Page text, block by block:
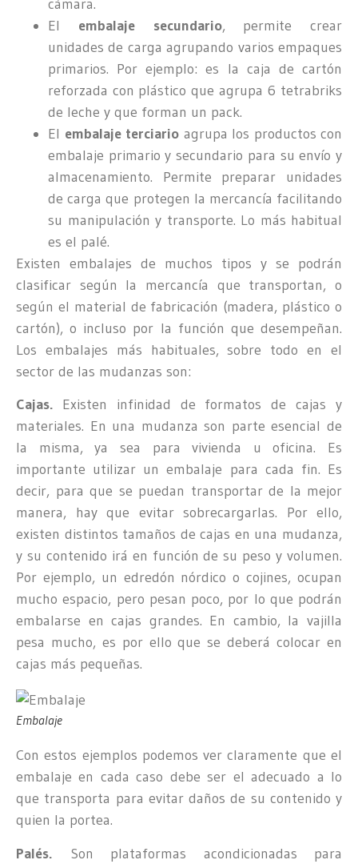
cámara.
El embalaje secundario, permite crear
unidades de carga agrupando varios empaques
primarios. Por ejemplo: es la caja de cartón
reforzada con plástico que agrupa 6 tetrabriks
de leche y que forman un pack.
El embalaje terciario agrupa los productos con
embalaje primario y secundario para su envío y
almacenamiento. Permite preparar unidades
de carga que protegen la mercancía facilitando
su manipulación y transporte. Lo más habitual
es el palé.
Existen embalajes de muchos tipos y se podrán
clasificar según la mercancía que transportan, o
según el material de fabricación (madera, plástico o
cartón), o incluso por la función que desempeñan.
Los embalajes más habituales, sobre todo en el
sector de las mudanzas son:
Cajas. Existen infinidad de formatos de cajas y
materiales. En una mudanza son parte esencial de
la misma, ya sea para vivienda u oficina. Es
importante utilizar un embalaje para cada fin. Es
decir, para que se puedan transportar de la mejor
manera, hay que evitar sobrecargarlas. Por ello,
existen distintos tamaños de cajas en una mudanza,
y su contenido irá en función de su peso y volumen.
Por ejemplo, un edredón nórdico o cojines, ocupan
mucho espacio, pero pesan poco, por lo que podrán
embalarse en cajas grandes. En cambio, la vajilla
pesa mucho, es por ello que se deberá colocar en
cajas más pequeñas.
Embalaje
Con estos ejemplos podemos ver claramente que el
embalaje en cada caso debe ser el adecuado a lo
que transporta para evitar daños de su contenido y
quien la portea.
Palés. Son plataformas acondicionadas para